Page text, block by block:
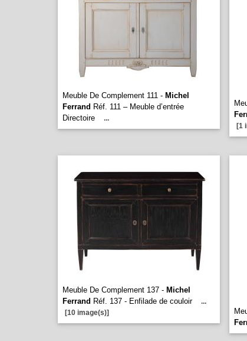
Meuble De Complement 111 - Michel
Ferrand Réf. 111 – Meuble d’entrée
Directoire
...
[1
Meuble De Complement 137 - Michel
Ferrand Réf. 137 - Enfilade de couloir
...
[10 image(s)]